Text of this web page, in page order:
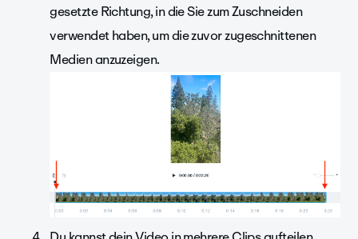
gesetzte Richtung, in die Sie zum Zuschneiden
verwendet haben, um die zuvor zugeschnittenen
Medien anzuzeigen.